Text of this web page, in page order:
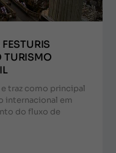
TURISMO
traz como principal
internacional em
do fluxo de